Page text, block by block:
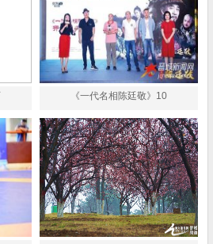
《一代名相陈廷敬》10